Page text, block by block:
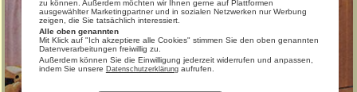
Tische, Bänke, Stühle
Info & Kontakt
Warenkorb
zu können. Außerdem möchten wir Ihnen gerne auf Plattformen
ausgewählter Marketingpartner und in sozialen Netzwerken nur Werbung
zeigen, die Sie tatsächlich interessiert.
Alle oben genannten
Mit Klick auf "Ich akzeptiere alle Cookies" stimmen Sie den oben genannten
Datenverarbeitungen freiwillig zu.
Außerdem können Sie die Einwilligung jederzeit widerrufen und anpassen,
indem Sie unsere Datenschutzerklärungaufrufen.